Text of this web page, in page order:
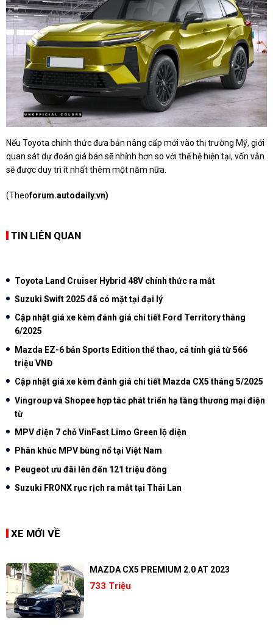
Nếu Toyota chính thức đưa bản nâng cấp mới vào thị trường Mỹ, giới
quan sát dự đoán giá bán sẽ nhỉnh hơn so với thế hệ hiện tại, vốn vẫn
sẽ được duy trì ít nhất thêm một năm nữa.
(Theoforum.autodaily.vn)
TIN LIÊN QUAN
Toyota Land Cruiser Hybrid 48V chính thức ra mắt
Suzuki Swift 2025 đã có mặt tại đại lý
Cập nhật giá xe kèm đánh giá chi tiết Ford Territory tháng
6/2025
Mazda EZ-6 bản Sports Edition thể thao, cá tính giá từ 566
triệu VNĐ
Cập nhật giá xe kèm đánh giá chi tiết Mazda CX5 tháng 5/2025
Vingroup và Shopee hợp tác phát triển hạ tầng thương mại điện
từ
MPV điện 7 chỗ VinFast Limo Green lộ diện
Phân khúc MPV bùng nổ tại Việt Nam
Peugeot ưu đãi lên đến 121 triệu đồng
Suzuki FRONX rục rịch ra mắt tại Thái Lan
XE MỚI VỀ
MAZDA CX5 PREMIUM 2.0 AT 2023
733 Triệu